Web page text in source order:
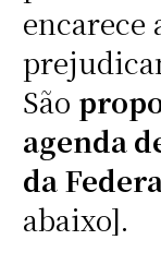
encarece
São
agenda
da
abaixo].